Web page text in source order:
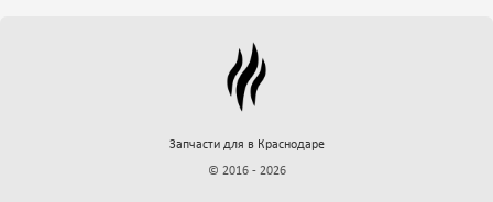
Запчасти для в Краснодаре
© 2016 - 2026